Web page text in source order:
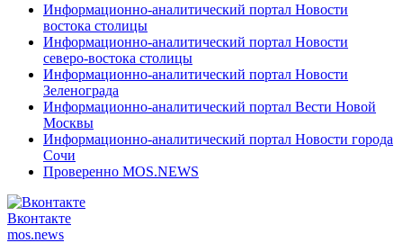
Информационно-аналитический портал Новости
востока столицы
Информационно-аналитический портал Новости
северо-востока столицы
Информационно-аналитический портал Новости
Зеленограда
Информационно-аналитический портал Вести Новой
Москвы
Информационно-аналитический портал Новости города
Сочи
Проверенно MOS.NEWS
Вконтакте
mos.news